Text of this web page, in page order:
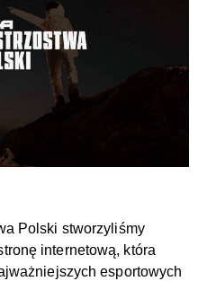
Polski stworzyliśmy
internetową, która
esportowych